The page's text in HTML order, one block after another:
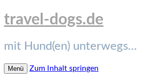
travel-dogs.de
mit Hund(en) unterwegs…
Menü Zum Inhalt springen